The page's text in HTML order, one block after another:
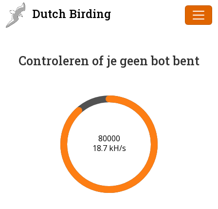
Dutch Birding
Controleren of je geen bot bent
81000
18.6 kH/s